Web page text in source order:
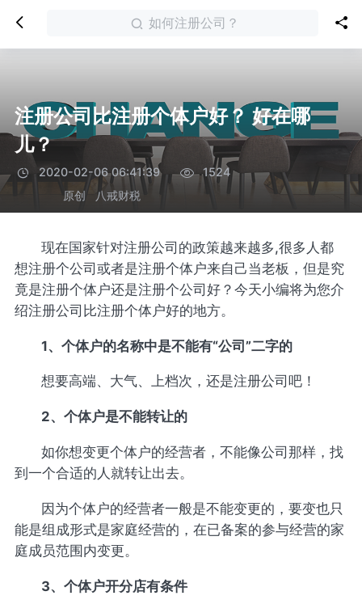
如何注册公司？
注册公司比注册个体户好？ 好在哪
儿？
2020-02-06 06:41:39
1524
原创
八戒财税
现在国家针对注册公司的政策越来越多,很多人都
想注册个公司或者是注册个体户来自己当老板，但是究
竟是注册个体户还是注册个公司好？今天小编将为您介
绍注册公司比注册个体户好的地方。
1、个体户的名称中是不能有“公司”二字的
想要高端、大气、上档次，还是注册公司吧！
2、个体户是不能转让的
如你想变更个体户的经营者，不能像公司那样，找
到一个合适的人就转让出去。
因为个体户的经营者一般是不能变更的，要变也只
能是组成形式是家庭经营的，在已备案的参与经营的家
庭成员范围内变更。
3、个体户开分店有条件